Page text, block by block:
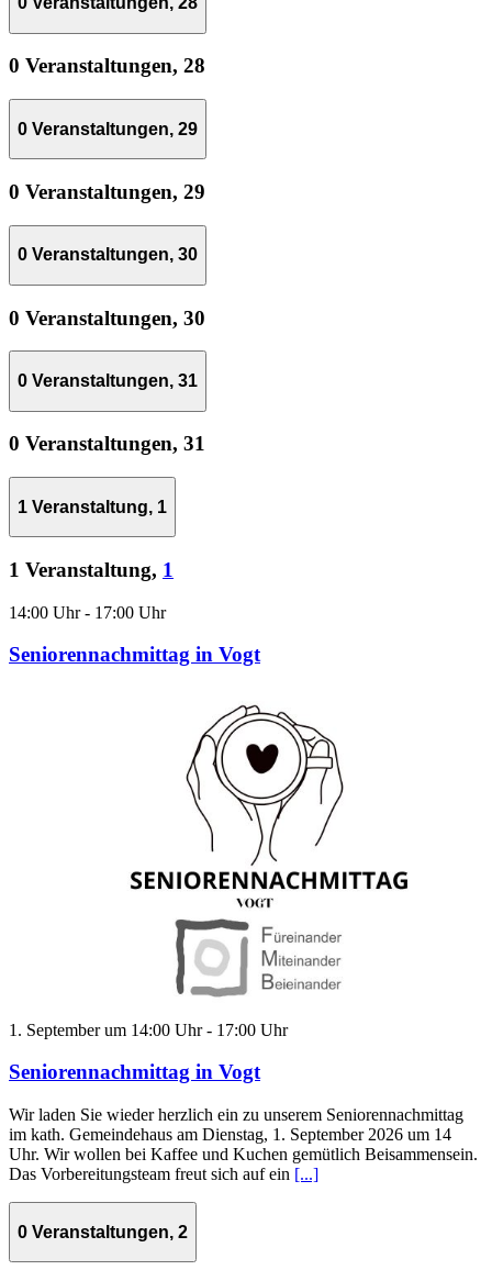
0 Veranstaltungen, 28
0 Veranstaltungen, 29
0 Veranstaltungen, 29
0 Veranstaltungen, 30
0 Veranstaltungen, 30
0 Veranstaltungen, 31
0 Veranstaltungen, 31
1 Veranstaltung, 1
1 Veranstaltung, 1
14:00 Uhr- 17:00 Uhr
Seniorennachmittag in Vogt
1. September um 14:00 Uhr- 17:00 Uhr
Seniorennachmittag in Vogt
Wir laden Sie wieder herzlich ein zu unserem Seniorennachmittag
im kath. Gemeindehaus am Dienstag, 1. September 2026 um 14
Uhr. Wir wollen bei Kaffee und Kuchen gemütlich Beisammensein.
Das Vorbereitungsteam freut sich auf ein [...]
0 Veranstaltungen, 2